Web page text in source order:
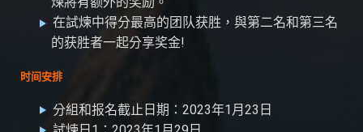
在試煉中得分最高的团队获胜，與第二名和第三名
的获胜者一起分享奖金!
时间安排
分組和报名截止日期：2023年1月23日